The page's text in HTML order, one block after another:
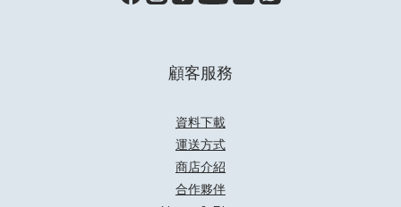
顧客服務
資料下載
運送方式
商店介紹
合作夥伴